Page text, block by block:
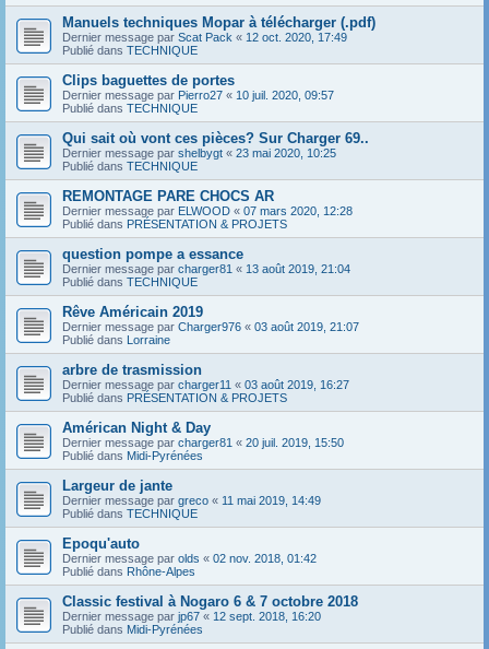
Manuels techniques Mopar à télécharger (.pdf)
Dernier message par Scat Pack « 12 oct. 2020, 17:49
Publié dans TECHNIQUE
Clips baguettes de portes
Dernier message par Pierro27 « 10 juil. 2020, 09:57
Publié dans TECHNIQUE
Qui sait où vont ces pièces? Sur Charger 69..
Dernier message par shelbygt « 23 mai 2020, 10:25
Publié dans TECHNIQUE
REMONTAGE PARE CHOCS AR
Dernier message par ELWOOD « 07 mars 2020, 12:28
Publié dans PRÉSENTATION & PROJETS
question pompe a essance
Dernier message par charger81 « 13 août 2019, 21:04
Publié dans TECHNIQUE
Rêve Américain 2019
Dernier message par Charger976 « 03 août 2019, 21:07
Publié dans Lorraine
arbre de trasmission
Dernier message par charger11 « 03 août 2019, 16:27
Publié dans PRÉSENTATION & PROJETS
Américan Night & Day
Dernier message par charger81 « 20 juil. 2019, 15:50
Publié dans Midi-Pyrénées
Largeur de jante
Dernier message par greco « 11 mai 2019, 14:49
Publié dans TECHNIQUE
Epoqu'auto
Dernier message par olds « 02 nov. 2018, 01:42
Publié dans Rhône-Alpes
Classic festival à Nogaro 6 & 7 octobre 2018
Dernier message par jp67 « 12 sept. 2018, 16:20
Publié dans Midi-Pyrénées